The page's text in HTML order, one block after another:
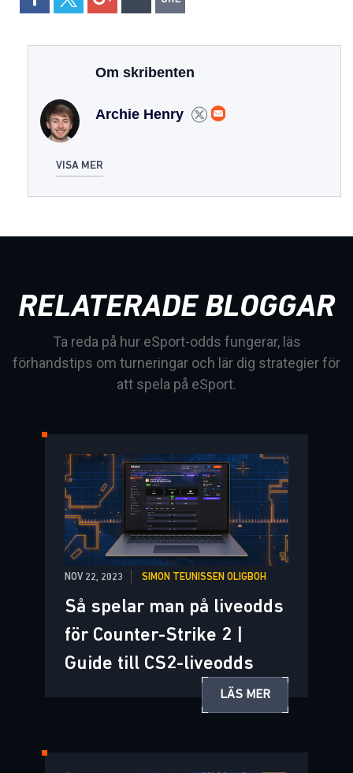
Om skribenten
Archie Henry
VISA MER
RELATERADE BLOGGAR
Ta reda på hur eSport-odds fungerar, läs
förhandstips om turneringar och lär dig strategier för
att spela på eSport.
NOV 22, 2023 SIMON TEUNISSEN OLIGBOH
Så spelar man på liveodds
för Counter-Strike 2 |
Guide till CS2-liveodds
LÄS MER